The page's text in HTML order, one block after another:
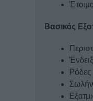
Βασικός
Ρόδες